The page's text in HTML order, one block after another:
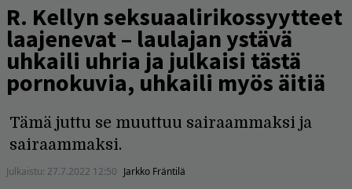
R. Kellyn seksuaalirikossyytteet
laajenevat – laulajan ystävä
uhkaili uhria ja julkaisi tästä
pornokuvia, uhkaili myös äitiä
Tämä juttu se muuttuu sairaammaksi ja
sairaammaksi.
Julkaistu: 27.7.2022 12:50 Jarkko Fräntilä